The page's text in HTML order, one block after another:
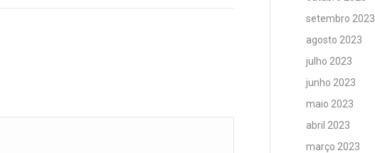
setembro 2023
agosto 2023
julho 2023
junho 2023
maio 2023
abril 2023
março 2023